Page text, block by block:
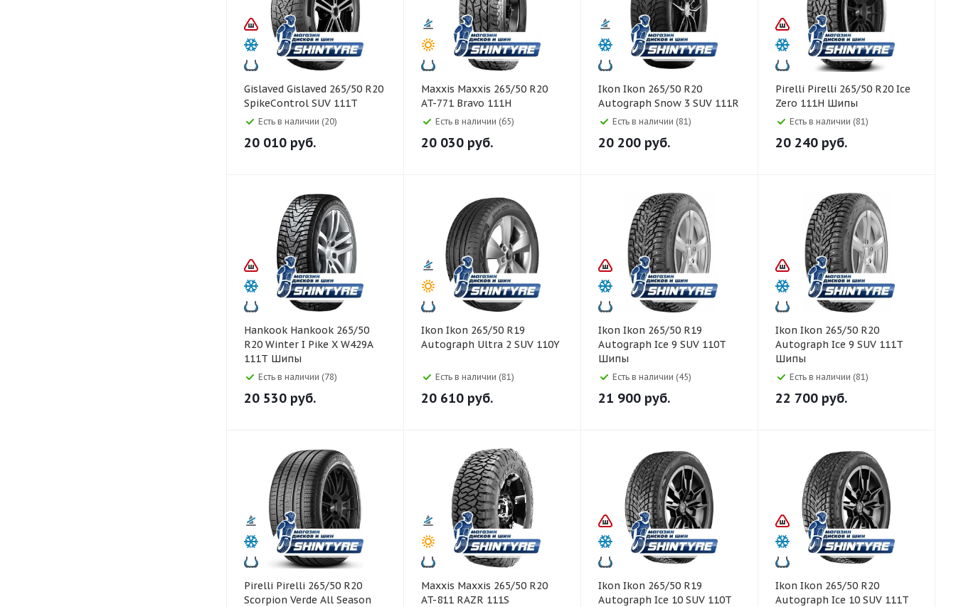
Gislaved Gislaved 265/50 R20
SpikeControl SUV 111T
Шипы
Есть в наличии (20)
20 010 руб.
Maxxis Maxxis 265/50 R20
AT-771 Bravo 111H
Есть в наличии (65)
20 030 руб.
Ikon Ikon 265/50 R20
Autograph Snow 3 SUV 111R
Есть в наличии (81)
20 200 руб.
Pirelli Pirelli 265/50 R20 Ice
Zero 111H Шипы
Есть в наличии (81)
20 240 руб.
Hankook Hankook 265/50
R20 Winter I Pike X W429A
111T Шипы
Есть в наличии (78)
20 530 руб.
Ikon Ikon 265/50 R19
Autograph Ultra 2 SUV 110Y
Есть в наличии (81)
20 610 руб.
Ikon Ikon 265/50 R19
Autograph Ice 9 SUV 110T
Шипы
Есть в наличии (45)
21 900 руб.
Ikon Ikon 265/50 R20
Autograph Ice 9 SUV 111T
Шипы
Есть в наличии (81)
22 700 руб.
Pirelli Pirelli 265/50 R20
Scorpion Verde All Season
Maxxis Maxxis 265/50 R20
AT-811 RAZR 111S
Ikon Ikon 265/50 R19
Autograph Ice 10 SUV 110T
Ikon Ikon 265/50 R20
Autograph Ice 10 SUV 111T